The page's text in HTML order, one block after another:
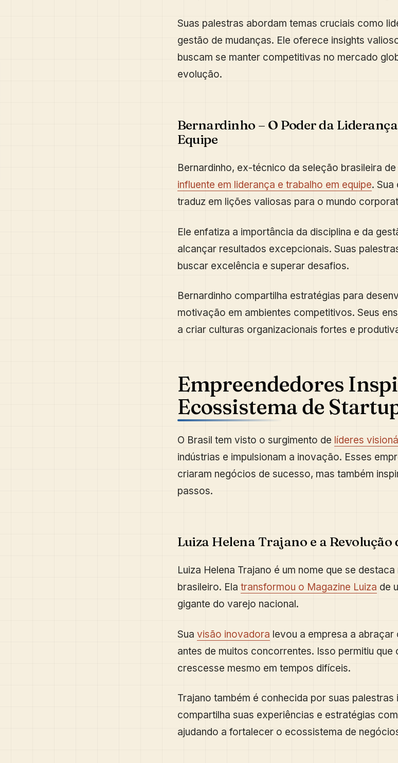
Suas palestras abordam temas cruciais como
gestão de mudanças. Ele oferece insights
buscam se manter competitivas no mercado
evolução.
Bernardinho – O Poder da
Equipe
Bernardinho, ex-técnico da seleção brasileira de
influente em liderança e trabalho em equipe.
traduz em lições valiosas para o mundo
Ele enfatiza a importância da disciplina e da
alcançar resultados excepcionais. Suas
buscar excelência e superar desafios.
Bernardinho compartilha estratégias para
motivação em ambientes competitivos. Seus
a criar culturas organizacionais fortes e
Empreendedores
Ecossistema de
O Brasil tem visto o surgimento de líderes
indústrias e impulsionam a inovação. Esses
criaram negócios de sucesso, mas também
passos.
Luiza Helena Trajano e a Revolução
Luiza Helena Trajano é um nome que se
brasileiro. Ela transformou o Magazine Luiza de
gigante do varejo nacional.
Sua visão inovadora levou a empresa a
antes de muitos concorrentes. Isso permitiu que
crescesse mesmo em tempos difíceis.
Trajano também é conhecida por suas palestras
compartilha suas experiências e estratégias
ajudando a fortalecer o ecossistema de